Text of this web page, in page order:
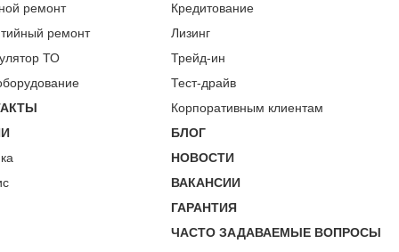
ремонт
ремонт
ТО
Кредитование
Лизинг
Трейд-ин
Тест-драйв
Корпоративным клиентам
БЛОГ
НОВОСТИ
ВАКАНСИИ
ГАРАНТИЯ
ЧАСТО ЗАДАВАЕМЫЕ ВОПРОСЫ